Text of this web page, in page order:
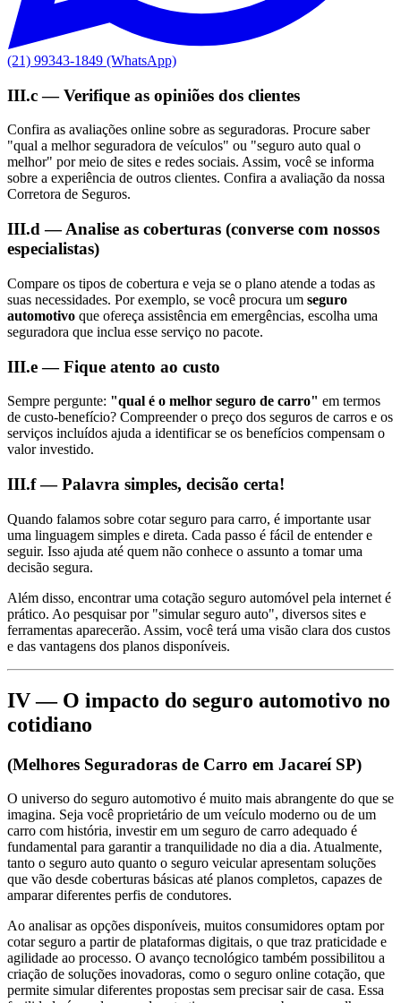
(21) 99343-1849 (WhatsApp)
III.c — Verifique as opiniões dos clientes
Confira as avaliações online sobre as seguradoras. Procure saber
"qual a melhor seguradora de veículos" ou "seguro auto qual o
melhor" por meio de sites e redes sociais. Assim, você se informa
sobre a experiência de outros clientes. Confira a avaliação da nossa
Corretora de Seguros.
III.d — Analise as coberturas (converse com nossos
especialistas)
Compare os tipos de cobertura e veja se o plano atende a todas as
suas necessidades. Por exemplo, se você procura um seguro
automotivo que ofereça assistência em emergências, escolha uma
seguradora que inclua esse serviço no pacote.
III.e — Fique atento ao custo
Sempre pergunte: "qual é o melhor seguro de carro" em termos
de custo-benefício? Compreender o preço dos seguros de carros e os
serviços incluídos ajuda a identificar se os benefícios compensam o
valor investido.
III.f — Palavra simples, decisão certa!
Quando falamos sobre cotar seguro para carro, é importante usar
uma linguagem simples e direta. Cada passo é fácil de entender e
seguir. Isso ajuda até quem não conhece o assunto a tomar uma
decisão segura.
Além disso, encontrar uma cotação seguro automóvel pela internet é
prático. Ao pesquisar por "simular seguro auto", diversos sites e
ferramentas aparecerão. Assim, você terá uma visão clara dos custos
e das vantagens dos planos disponíveis.
IV — O impacto do seguro automotivo no
cotidiano
(Melhores Seguradoras de Carro em Jacareí SP)
O universo do seguro automotivo é muito mais abrangente do que se
imagina. Seja você proprietário de um veículo moderno ou de um
carro com história, investir em um seguro de carro adequado é
fundamental para garantir a tranquilidade no dia a dia. Atualmente,
tanto o seguro auto quanto o seguro veicular apresentam soluções
que vão desde coberturas básicas até planos completos, capazes de
amparar diferentes perfis de condutores.
Ao analisar as opções disponíveis, muitos consumidores optam por
cotar seguro a partir de plataformas digitais, o que traz praticidade e
agilidade ao processo. O avanço tecnológico também possibilitou a
criação de soluções inovadoras, como o seguro online cotação, que
permite simular diferentes propostas sem precisar sair de casa. Essa